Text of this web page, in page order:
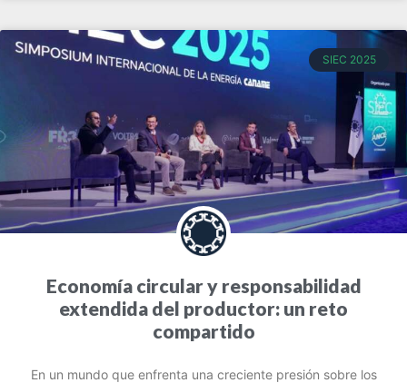
SIEC 2025
Economía circular y responsabilidad
extendida del productor: un reto
compartido
En un mundo que enfrenta una creciente presión sobre los